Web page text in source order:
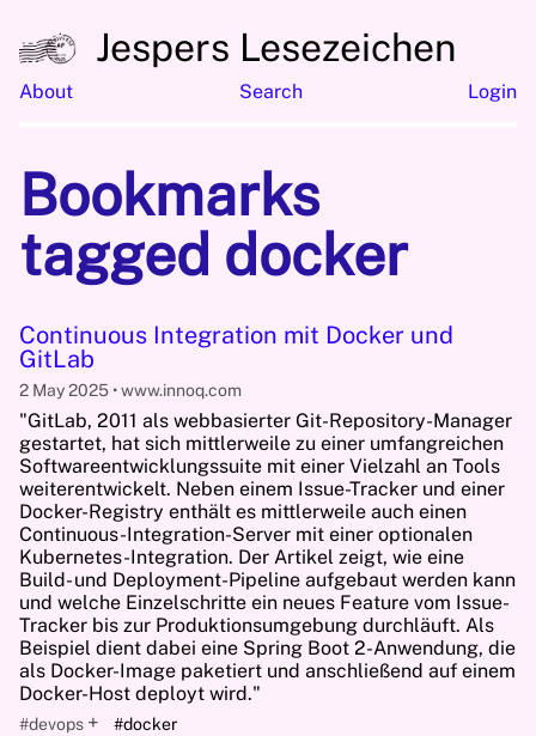
Jespers Lesezeichen
About Search Login
Bookmarks
tagged docker
Continuous Integration mit Docker und
GitLab
2 May 2025 www.innoq.com
"GitLab, 2011 als webbasierter Git-Repository-Manager
gestartet, hat sich mittlerweile zu einer umfangreichen
Softwareentwicklungssuite mit einer Vielzahl an Tools
weiterentwickelt. Neben einem Issue-Tracker und einer
Docker-Registry enthält es mittlerweile auch einen
Continuous-Integration-Server mit einer optionalen
Kubernetes-Integration. Der Artikel zeigt, wie eine
Build- und Deployment-Pipeline aufgebaut werden kann
und welche Einzelschritte ein neues Feature vom Issue-
Tracker bis zur Produktionsumgebung durchläuft. Als
Beispiel dient dabei eine Spring Boot 2-Anwendung, die
als Docker-Image paketiert und anschließend auf einem
Docker-Host deployt wird."
#devops + #docker